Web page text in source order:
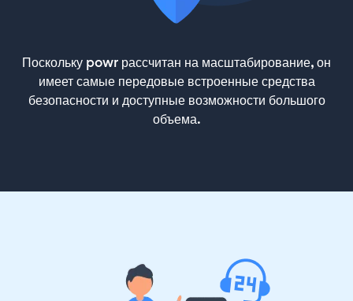
Поскольку powr рассчитан на масштабирование, он
имеет самые передовые встроенные средства
безопасности и доступные возможности большого
объема.